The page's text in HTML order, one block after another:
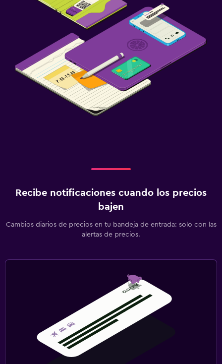
Recibe notificaciones cuando los precios
bajen
Cambios diarios de precios en tu bandeja de entrada: solo con las
alertas de precios.